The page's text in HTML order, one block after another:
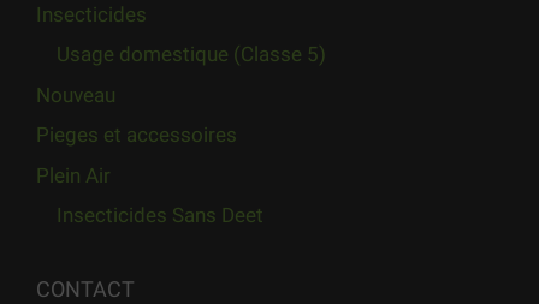
Insecticides
Usage domestique (Classe 5)
Nouveau
Pieges et accessoires
Plein Air
Insecticides Sans Deet
CONTACT